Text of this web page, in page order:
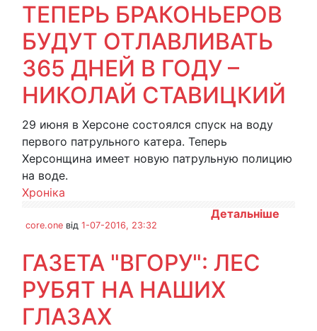
ТЕПЕРЬ БРАКОНЬЕРОВ
БУДУТ ОТЛАВЛИВАТЬ
365 ДНЕЙ В ГОДУ –
НИКОЛАЙ СТАВИЦКИЙ
29 июня в Херсоне состоялся спуск на воду
первого патрульного катера. Теперь
Херсонщина имеет новую патрульную полицию
на воде.
Хроніка
Детальніше
core.one від 1-07-2016, 23:32
ГАЗЕТА "ВГОРУ": ЛЕС
РУБЯТ НА НАШИХ
ГЛАЗАХ